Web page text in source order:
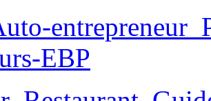
EBP